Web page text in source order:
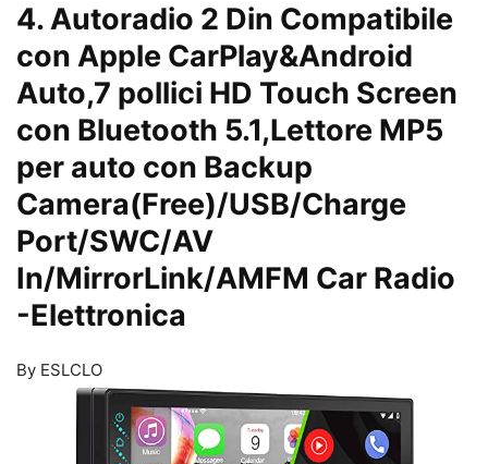
4. Autoradio 2 Din Compatibile
con Apple CarPlay&Android
Auto,7 pollici HD Touch Screen
con Bluetooth 5.1,Lettore MP5
per auto con Backup
Camera(Free)/USB/Charge
Port/SWC/AV
In/MirrorLink/AMFM Car Radio
-Elettronica
By ESLCLO